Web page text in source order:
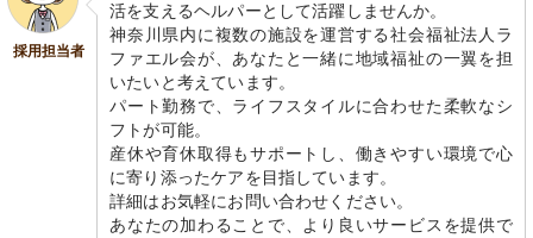
共有スペース
広々とした明るい空間で、利用者がそ
れぞれの時間を大切に過ごしていま
共有スペース
開放的で明るい空間でのひとときを、
す。
採用担当者
活を支えるヘルパーとして活躍しませんか。
神奈川県内に複数の施設を運営する社会福祉法人ラ
ファエル会が、あなたと一緒に地域福祉の一翼を担
いたいと考えています。
パート勤務で、ライフスタイルに合わせた柔軟なシ
フトが可能。
産休や育休取得もサポートし、働きやすい環境で心
に寄り添ったケアを目指しています。
詳細はお気軽にお問い合わせください。
あなたの加わることで、より良いサービスを提供で